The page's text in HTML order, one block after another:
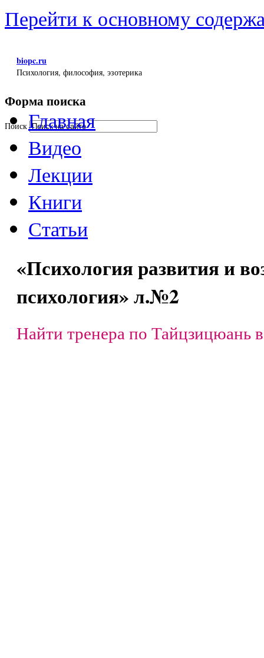
Перейти к основному
biopc.ru
Психология, философия, эзотерика
Форма поиска
ПоискГлавная
Видео
Лекции
Книги
Статьи
«Психология развития и
психология» л.№2
Найти тренера по Тайцзицюань